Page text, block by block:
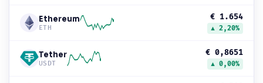
Ethereum
ETH
€ 1.654
▲ 2,20%
Tether
USDT
€ 0,8651
▲ 0,00%